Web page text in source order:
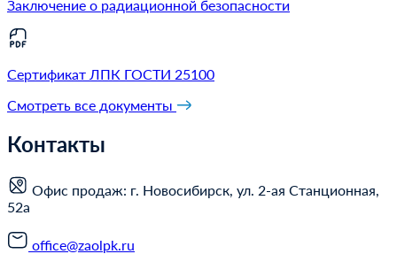
Заключение о радиационной безопасности
Сертификат ЛПК ГОСТИ 25100
Смотреть все документы
Контакты
Офис продаж: г. Новосибирск, ул. 2-ая Станционная,
52а
office@zaolpk.ru